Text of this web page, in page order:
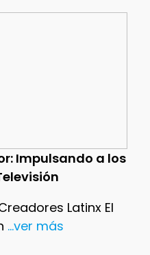
Impulsando a los
Latinx El
...ver más